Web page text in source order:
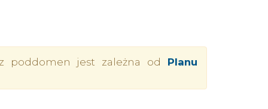
poddomen jest zależna od Planu